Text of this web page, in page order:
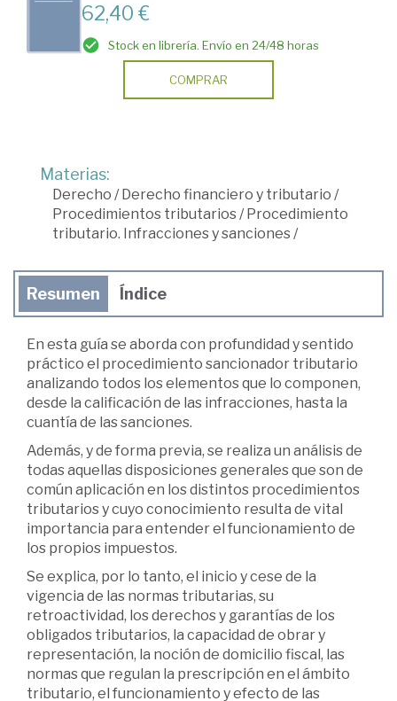
62,40 €
Stock en librería. Envío en 24/48 horas
COMPRAR
Materias:
Derecho /Derecho financiero y tributario /
Procedimientos tributarios/Procedimiento
tributario. Infracciones y sanciones/
Resumen Índice
En esta guía se aborda con profundidad y sentido
práctico el procedimiento sancionador tributario
analizando todos los elementos que lo componen,
desde la calificación de las infracciones, hasta la
cuantía de las sanciones.
Además, y de forma previa, se realiza un análisis de
todas aquellas disposiciones generales que son de
común aplicación en los distintos procedimientos
tributarios y cuyo conocimiento resulta de vital
importancia para entender el funcionamiento de
los propios impuestos.
Se explica, por lo tanto, el inicio y cese de la
vigencia de las normas tributarias, su
retroactividad, los derechos y garantías de los
obligados tributarios, la capacidad de obrar y
representación, la noción de domicilio fiscal, las
normas que regulan la prescripción en el ámbito
tributario, el funcionamiento y efecto de las